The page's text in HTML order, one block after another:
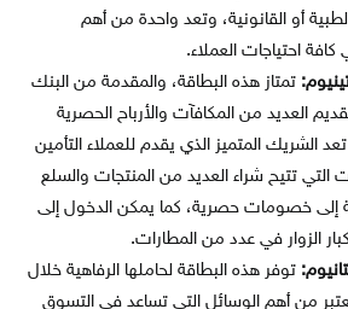
أو القانونية، وتعد واحدة من أهم
كافة احتياجات العملاء.
تمتاز هذه البطاقة، والمقدمة من البنك
العديد من المكافآت والأرباح الحصرية
الشريك المتميز الذي يقدم للعملاء التأمين
التي تتيح شراء العديد من المنتجات والسلع
إلى خصومات حصرية، كما يمكن الدخول إلى
الزوار في عدد من المطارات.
توفر هذه البطاقة لحاملها الرفاهية خلال
من أهم الوسائل التي تساعد في التسوق